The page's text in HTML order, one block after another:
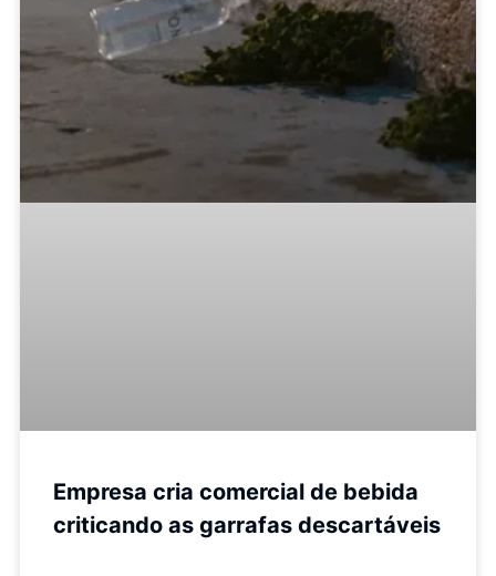
Empresa cria comercial de bebida
criticando as garrafas descartáveis